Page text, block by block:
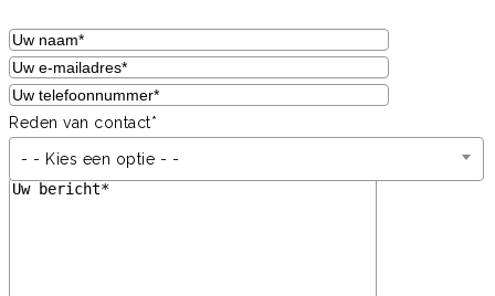
Reden van contact*
- - Kies een optie - -